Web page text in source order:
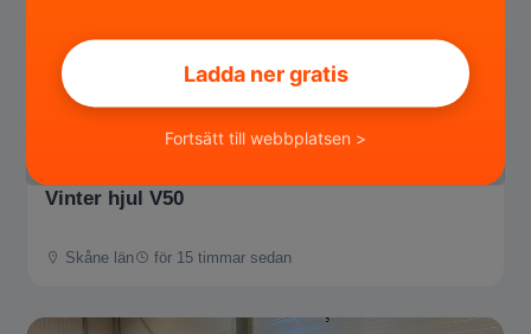
Vinter hjul V50
Skåne län för 15 timmar sedan
Ladda ner gratis
Fortsätt till webbplatsen >